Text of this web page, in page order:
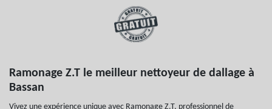
Ramonage Z.T le meilleur nettoyeur de dallage à
Bassan
Vivez une expérience unique avec Ramonage Z.T, professionnel de